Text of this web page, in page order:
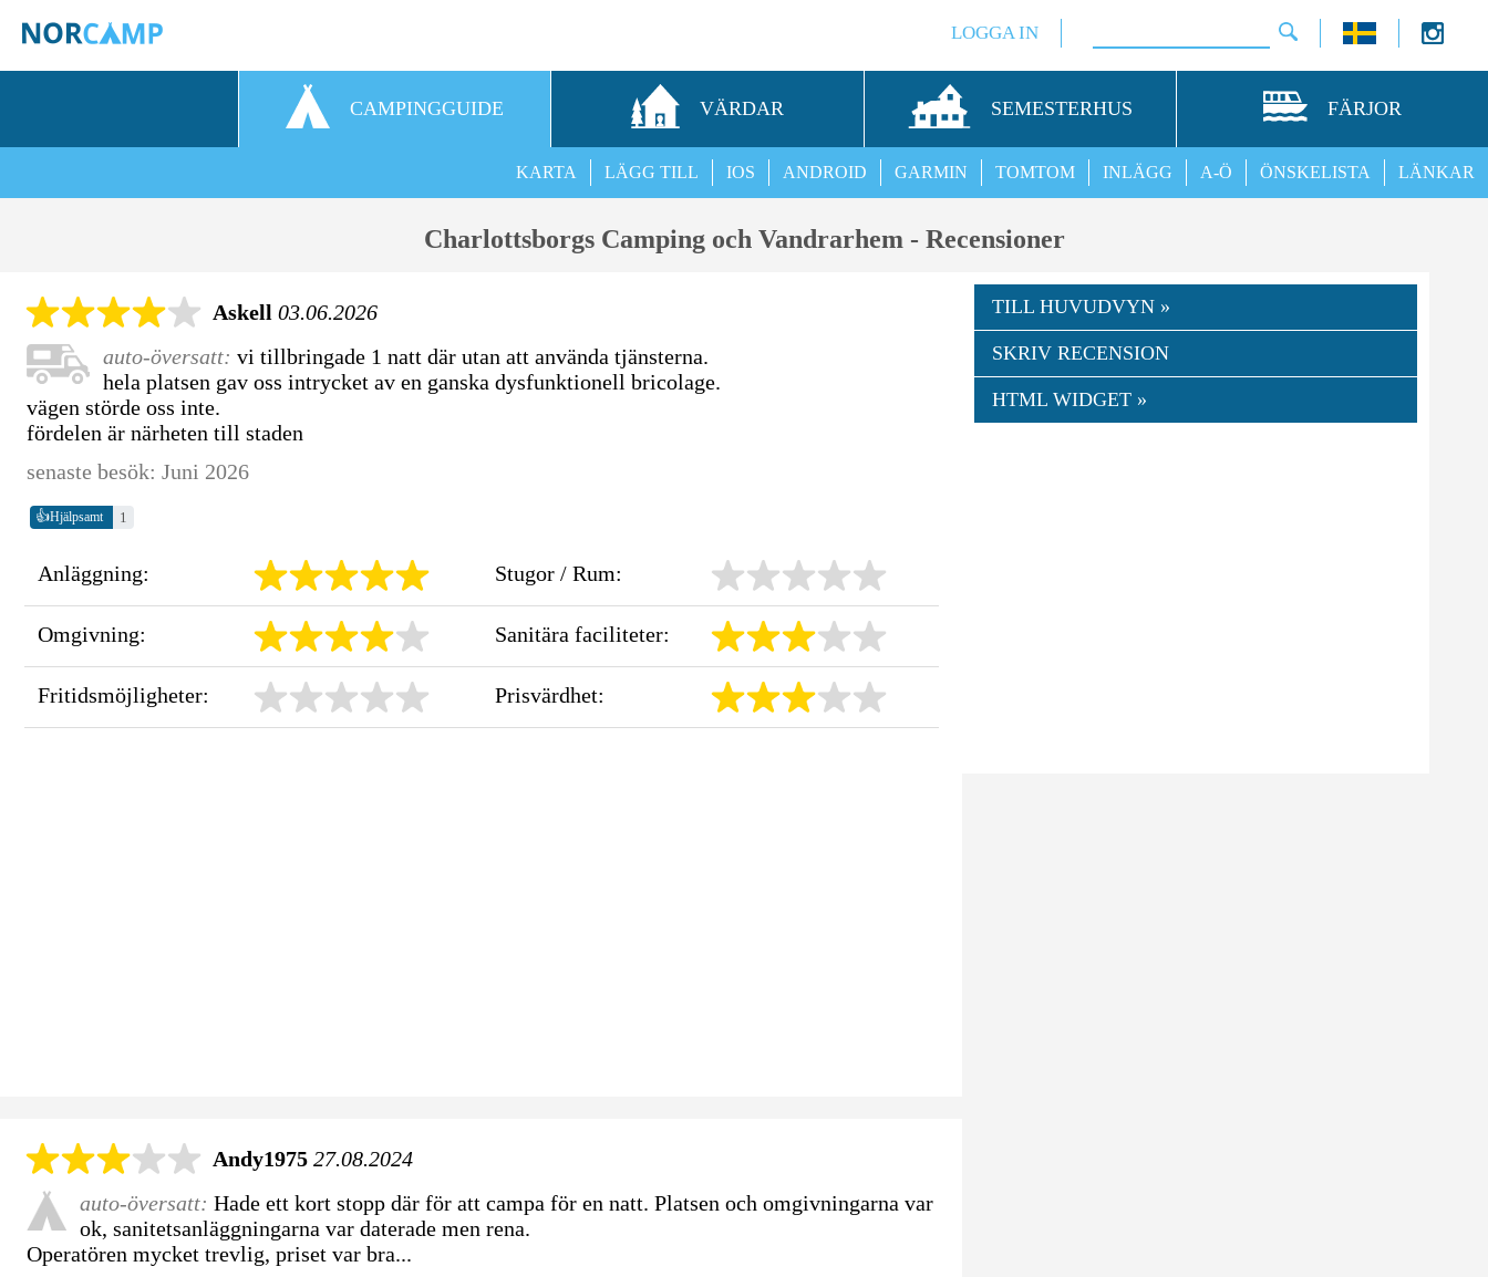
LOGGA IN
CAMPINGGUIDE VÄRDAR SEMESTERHUS FÄRJOR
LÄNKAR
ÖNSKELISTA
A-Ö
INLÄGG
TOMTOM
GARMIN
ANDROID
IOS
LÄGG TILL
KARTA
Charlottsborgs Camping och Vandrarhem - Recensioner
Askell 03.06.2026
auto-översatt: vi tillbringade 1 natt där utan att använda tjänsterna.
hela platsen gav oss intrycket av en ganska dysfunktionell bricolage.
vägen störde oss inte.
fördelen är närheten till staden
senaste besök: Juni 2026
👍Hjälpsamt 1
Anläggning:
Omgivning:
Fritidsmöjligheter:
Stugor / Rum:
Sanitära faciliteter:
Prisvärdhet:
Andy1975 27.08.2024
auto-översatt: Hade ett kort stopp där för att campa för en natt. Platsen och omgivningarna var
ok, sanitetsanläggningarna var daterade men rena.
Operatören mycket trevlig, priset var bra...
TILL HUVUDVYN »
SKRIV RECENSION
HTML WIDGET »